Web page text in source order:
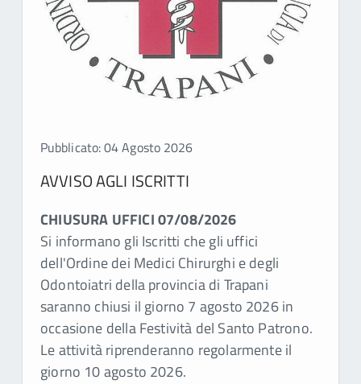
Pubblicato: 04 Agosto 2026
AVVISO AGLI ISCRITTI
CHIUSURA UFFICI 07/08/2026
Si informano gli Iscritti che gli uffici
dell'Ordine dei Medici Chirurghi e degli
Odontoiatri della provincia di Trapani
saranno chiusi il giorno 7 agosto 2026 in
occasione della Festività del Santo Patrono.
Le attività riprenderanno regolarmente il
giorno 10 agosto 2026.